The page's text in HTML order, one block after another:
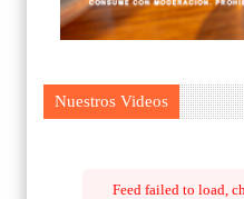
Nuestros Videos
Feed failed to load,